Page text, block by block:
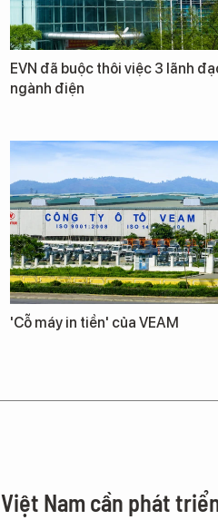
EVN đã buộc thôi việc 3 lãnh
ngành điện
'Cỗ máy in tiền' của VEAM
Việt Nam cần phát